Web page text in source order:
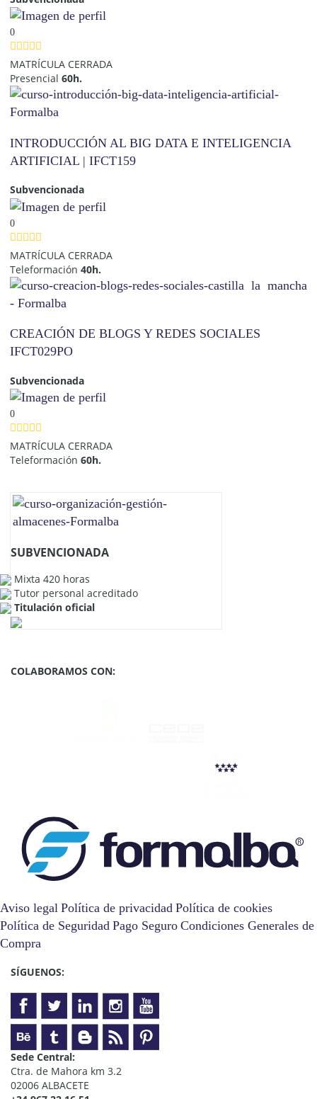
0
MATRÍCULA CERRADA
Presencial60h.
INTRODUCCIÓN AL BIG DATA E INTELIGENCIA
ARTIFICIAL | IFCT159
Subvencionada
0
MATRÍCULA CERRADA
Teleformación40h.
CREACIÓN DE BLOGS Y REDES SOCIALES
IFCT029PO
Subvencionada
0
MATRÍCULA CERRADA
Teleformación60h.
SUBVENCIONADA
Mixta 420 horas
Tutor personal acreditado
Titulación oficial
COLABORAMOS CON:
Aviso legal Política de privacidad Política de cookies
Política de Seguridad Pago Seguro Condiciones Generales de
Compra
SÍGUENOS:
Sede Central:
Ctra. de Mahora km 3.2
02006 ALBACETE